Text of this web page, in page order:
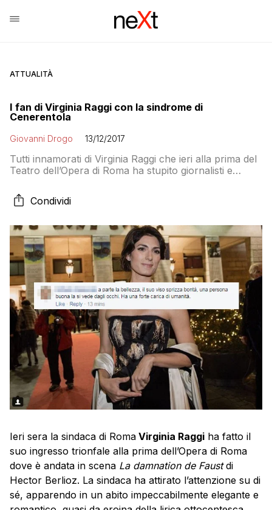
ATTUALITÀ
I fan di Virginia Raggi con la sindrome di
Cenerentola
Giovanni Drogo 13/12/2017
Tutti innamorati di Virginia Raggi che ieri alla prima del
Teatro dell’Opera di Roma ha stupito giornalisti e
fan del MoVimento 5 Stelle che hanno
improvvisamente dimenticato l’albero Spelacchio, la
bandi fantasma
Condividi
Ieri sera la sindaca di Roma Virginia Raggi ha fatto il
suo ingresso trionfale alla prima dell’Opera di Roma
dove è andata in scena La damnation de Faustdi
Hector Berlioz. La sindaca ha attirato l’attenzione su di
sé, apparendo in un abito impeccabilmente elegante e